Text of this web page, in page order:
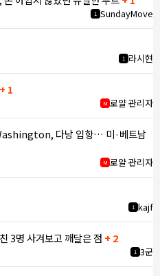
1 SundayMove
1 라시현
+ 1
M 로얄 관리자
다낭 입항… 미·베트남
M 로얄 관리자
1 kajf
3명 사겨보고 깨달은 점 + 2
1 3군